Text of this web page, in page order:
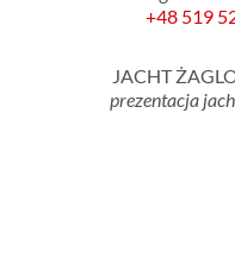
+48 519
JACHT
prezentacja